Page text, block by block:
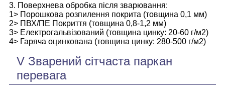
3. Поверхнева обробка після зварювання:
1> Порошкова розпилення покрита (товщина 0,1 мм)
2> ПВХ/ПЕ Покриття (товщина 0,8-1,2 мм)
3> Електрогальвізований (товщина цинку: 20-60 г/м2)
4> Гаряча оцинкована (товщина цинку: 280-500 г/м2)
V Зварений сітчаста паркан
перевага